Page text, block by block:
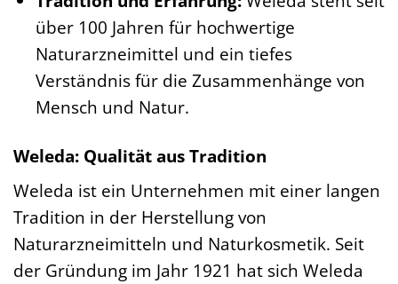
über 100 Jahren für hochwertige
Naturarzneimittel und ein tiefes
Verständnis für die Zusammenhänge von
Mensch und Natur.
Weleda: Qualität aus Tradition
Weleda ist ein Unternehmen mit einer langen
Tradition in der Herstellung von
Naturarzneimitteln und Naturkosmetik. Seit
der Gründung im Jahr 1921 hat sich Weleda